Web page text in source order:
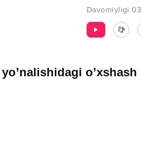
Davomiyligi
yo’nalishidagi o’xshash